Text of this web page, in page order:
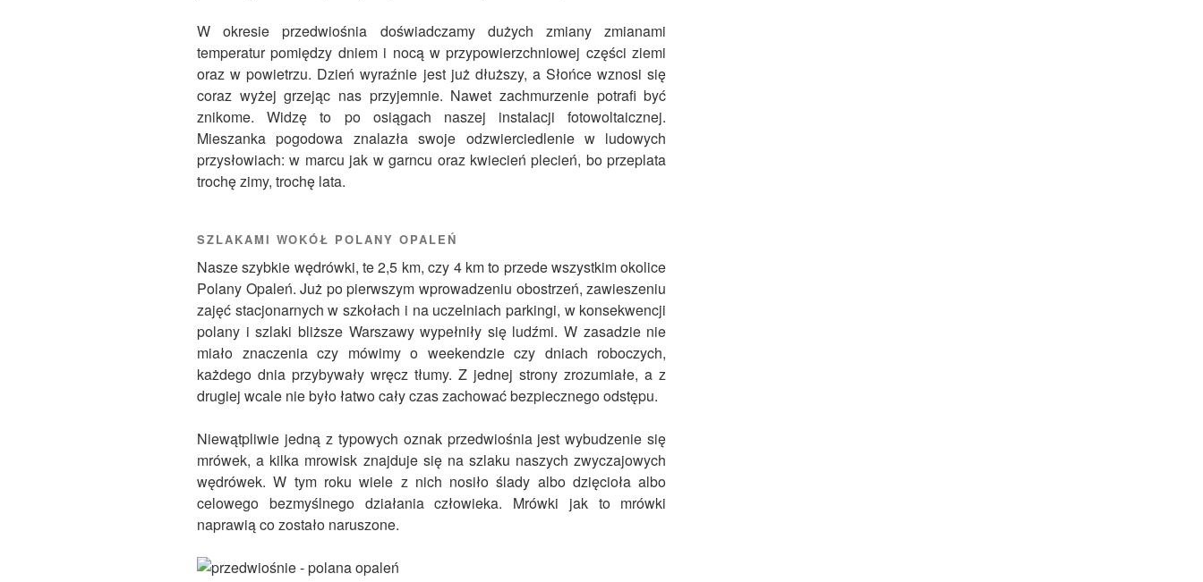
W okresie przedwiośnia doświadczamy dużych zmiany zmianami
temperatur pomiędzy dniem i nocą w przypowierzchniowej części ziemi
oraz w powietrzu. Dzień wyraźnie jest już dłuższy, a Słońce wznosi się
coraz wyżej grzejąc nas przyjemnie. Nawet zachmurzenie potrafi być
znikome. Widzę to po osiągach naszej instalacji fotowoltaicznej.
Mieszanka pogodowa znalazła swoje odzwierciedlenie w ludowych
przysłowiach: w marcu jak w garncu oraz kwiecień plecień, bo przeplata
trochę zimy, trochę lata.
SZLAKAMI WOKÓŁ POLANY OPALEŃ
Nasze szybkie wędrówki, te 2,5 km, czy 4 km to przede wszystkim okolice
Polany Opaleń. Już po pierwszym wprowadzeniu obostrzeń, zawieszeniu
zajęć stacjonarnych w szkołach i na uczelniach parkingi, w konsekwencji
polany i szlaki bliższe Warszawy wypełniły się ludźmi. W zasadzie nie
miało znaczenia czy mówimy o weekendzie czy dniach roboczych,
każdego dnia przybywały wręcz tłumy. Z jednej strony zrozumiałe, a z
drugiej wcale nie było łatwo cały czas zachować bezpiecznego odstępu.
Niewątpliwie jedną z typowych oznak przedwiośnia jest wybudzenie się
mrówek, a kilka mrowisk znajduje się na szlaku naszych zwyczajowych
wędrówek. W tym roku wiele z nich nosiło ślady albo dzięcioła albo
celowego bezmyślnego działania człowieka. Mrówki jak to mrówki
naprawią co zostało naruszone.